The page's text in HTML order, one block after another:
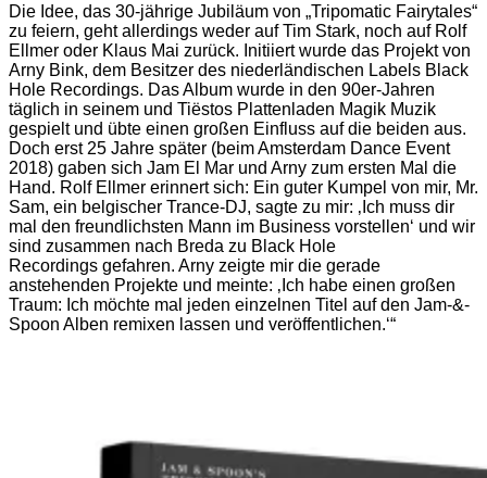
Die Idee, das 30-jährige Jubiläum von „Tripomatic Fairytales“
zu feiern, geht allerdings weder auf Tim Stark, noch auf Rolf
Ellmer oder Klaus Mai zurück. Initiiert wurde das Projekt von
Arny Bink, dem Besitzer des niederländischen Labels Black
Hole Recordings. Das Album wurde in den 90er-Jahren
täglich in seinem und Tiëstos Plattenladen Magik Muzik
gespielt und übte einen großen Einfluss auf die beiden aus.
Doch erst 25 Jahre später (beim Amsterdam Dance Event
2018) gaben sich Jam El Mar und Arny zum ersten Mal die
Hand. Rolf Ellmer erinnert sich: Ein guter Kumpel von mir, Mr.
Sam, ein belgischer Trance-DJ, sagte zu mir: ‚Ich muss dir
mal den freundlichsten Mann im Business vorstellen‘ und wir
sind zusammen nach Breda zu Black Hole
Recordings gefahren. Arny zeigte mir die gerade
anstehenden Projekte und meinte: ‚Ich habe einen großen
Traum: Ich möchte mal jeden einzelnen Titel auf den Jam-&-
Spoon Alben remixen lassen und veröffentlichen.‘“